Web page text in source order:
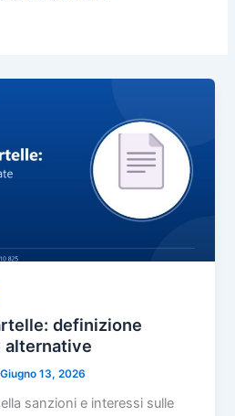
definizione
alternative
Giugno 13, 2026
sanzioni e interessi sulle